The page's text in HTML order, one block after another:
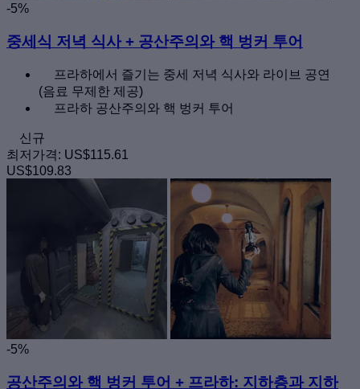
-5%
중세식 저녁 식사 + 공산주의와 핵 벙커 투어
프라하에서 즐기는 중세 저녁 식사와 라이브 공연
(음료 무제한 제공)
프라하 공산주의와 핵 벙커 투어
신규
최저가격: US$115.61
US$109.83
-5%
공산주의와 핵 벙커 투어 + 프라하: 지하층과 지하